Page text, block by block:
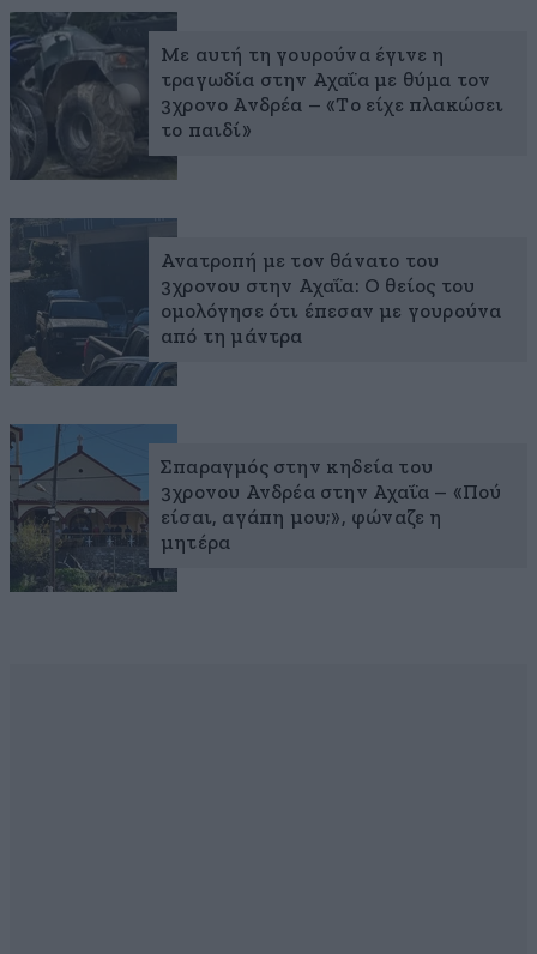
Με αυτή τη γουρούνα έγινε η
τραγωδία στην Αχαΐα με θύμα τον
3χρονο Ανδρέα – «Το είχε πλακώσει
το παιδί»
Ανατροπή με τον θάνατο του
3χρονου στην Αχαΐα: Ο θείος του
ομολόγησε ότι έπεσαν με γουρούνα
από τη μάντρα
Σπαραγμός στην κηδεία του
3χρονου Ανδρέα στην Αχαΐα – «Πού
είσαι, αγάπη μου;», φώναζε η
μητέρα